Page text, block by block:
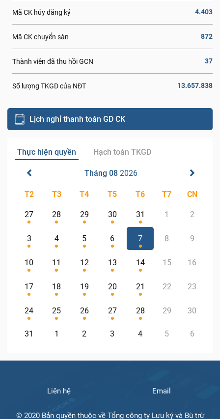
Mã CK hủy đăng ký 4.403
Mã CK chuyển sàn 872
Thành viên đã thu hồi GCN 37
Số lượng TKGD của NĐT 13.657.838
Lịch nghỉ thanh toán GD CK
Thực hiện quyền Hạch toán TKGD
Tháng 08 2026
T2 T3 T4 T5 T6 T7 CN
27 28 29 30 31 1 2
3 4 5 6 7 8 9
10 11 12 13 14 15 16
17 18 19 20 21 22 23
24 25 26 27 28 29 30
31 1 2 3 4 5 6
Liên hệ Email
© 2020 Bản quyền thuộc về Tổng công ty Lưu ký và Bù trừ